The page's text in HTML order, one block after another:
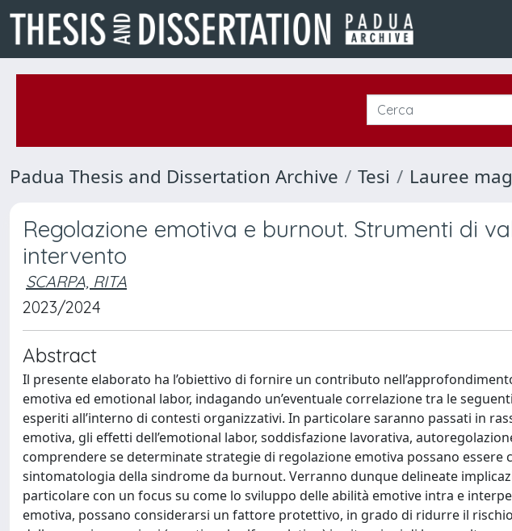
Padua Thesis and Dissertation Archive Tesi Lauree
Regolazione emotiva e burnout. Strumenti di
intervento
SCARPA, RITA
2023/2024
Abstract
Il presente elaborato ha l’obiettivo di fornire un contributo
emotiva ed emotional labor, indagando un’eventuale correlazione tra le
esperiti all’interno di contesti organizzativi. In particolare saranno passati in
emotiva, gli effetti dell’emotional labor, soddisfazione lavorativa,
comprendere se determinate strategie di regolazione emotiva possano
sintomatologia della sindrome da burnout. Verranno dunque delineate
particolare con un focus su come lo sviluppo delle abilità emotive intra e
emotiva, possano considerarsi un fattore protettivo, in grado di ridurre il